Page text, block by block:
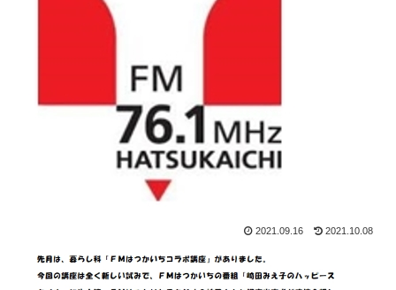
2021.09.16 2021.10.08